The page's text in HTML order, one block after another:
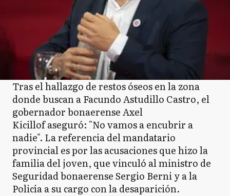
Tras el hallazgo de restos óseos en la zona
donde buscan a Facundo Astudillo Castro, el
gobernador bonaerense Axel
Kicillof aseguró: "No vamos a encubrir a
nadie". La referencia del mandatario
provincial es por las acusaciones que hizo la
familia del joven, que vinculó al ministro de
Seguridad bonaerense Sergio Berni y a la
Policía a su cargo con la desaparición.